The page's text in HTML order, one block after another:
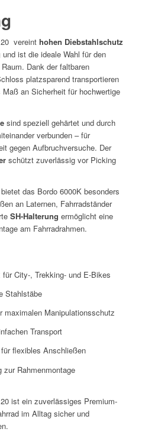
vereint hohen Diebstahlschutz
und ist die ideale Wahl für den
Dank der faltbaren
platzsparend transportieren
an Sicherheit für hochwertige
sind speziell gehärtet und durch
verbunden – für
gegen Aufbruchversuche. Der
schützt zuverlässig vor Picking
bietet das Bordo 6000K besonders
an Laternen, Fahrradständer
SH-Halterung ermöglicht eine
am Fahrradrahmen.
City-, Trekking- und E-Bikes
Manipulationsschutz
Transport
flexibles Anschließen
Rahmenmontage
ist ein zuverlässiges Premium-
im Alltag sicher und